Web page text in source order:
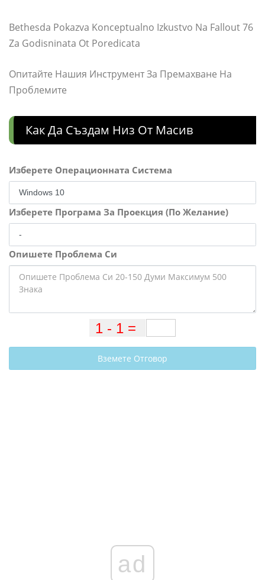
Bethesda Pokazva Konceptualno Izkustvo Na Fallout 76
Za Godisninata Ot Poredicata
Опитайте Нашия Инструмент За Премахване На
Проблемите
Как Да Създам Низ От Масив
Изберете Операционната Система
Изберете Програма За Проекция (По Желание)
Опишете Проблема Си
Вземете Отговор
ad